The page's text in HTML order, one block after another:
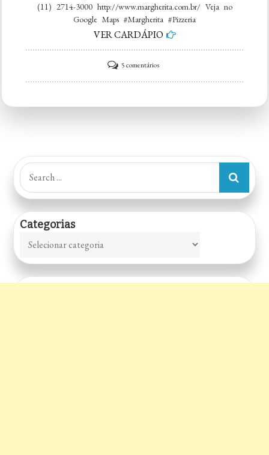
(11) 2714-3000 http://www.margherita.com.br/ Veja no
Google Maps #Margherita #Pizzeria
VER CARDÁPIO
5 comentáriosem
Margherita
Search
for:
Categorias
Categorias